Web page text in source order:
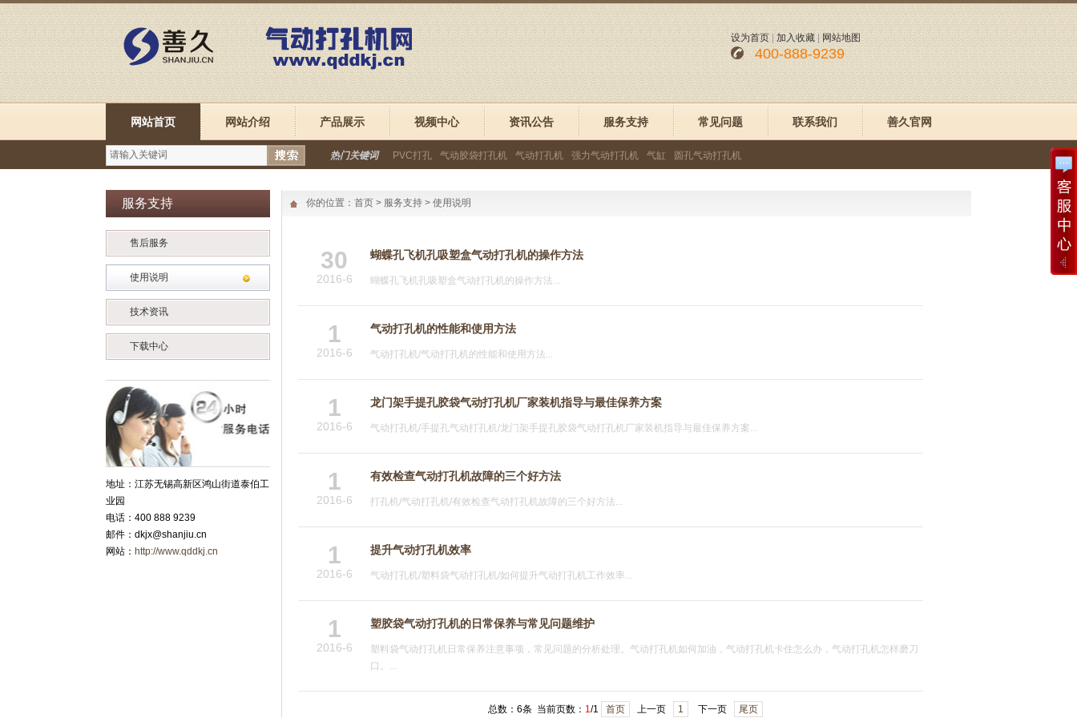
设为首页|加入收藏|网站地图
400-888-9239
网站首页 网站介绍 产品展示 视频中心 资讯公告 服务支持 常见问题 联系我们 善久官网
热门关键词 PVC打孔 气动胶袋打孔机 气动打孔机 强力气动打孔机 气缸 圆孔气动打孔机
服务支持
售后服务
使用说明
技术资讯
下载中心
地址：江苏无锡高新区鸿山街道泰伯工
业园
电话：400 888 9239
邮件：dkjx@shanjiu.cn
网站： http://www.qddkj.cn
你的位置： 首页 > 服务支持 > 使用说明
30
2016-6
蝴蝶孔飞机孔吸塑盒气动打孔机的操作方法
蝴蝶孔飞机孔吸塑盒气动打孔机的操作方法...
1
2016-6
气动打孔机的性能和使用方法
气动打孔机/气动打孔机的性能和使用方法...
1
2016-6
龙门架手提孔胶袋气动打孔机厂家装机指导与最佳保养方案
气动打孔机/手提孔气动打孔机/龙门架手提孔胶袋气动打孔机厂家装机指导与最佳保养方案...
1
2016-6
有效检查气动打孔机故障的三个好方法
打孔机/气动打孔机/有效检查气动打孔机故障的三个好方法...
1
2016-6
提升气动打孔机效率
气动打孔机/塑料袋气动打孔机/如何提升气动打孔机工作效率...
1
2016-6
塑胶袋气动打孔机的日常保养与常见问题维护
塑料袋气动打孔机日常保养注意事项，常见问题的分析处理。气动打孔机如何加油，气动打孔机卡住怎么办，气动打孔机怎样磨刀
口。...
总数：6条 当前页数： 1/1 首页 上一页 1 下一页 尾页